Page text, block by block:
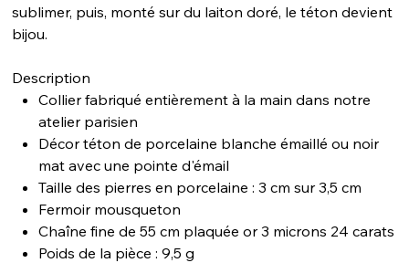
sublimer, puis, monté sur du laiton doré, le téton devient
bijou.
Description
Collier fabriqué entièrement à la main dans notre
atelier parisien
Décor téton de porcelaine blanche émaillé ou noir
mat avec une pointe d'émail
Taille des pierres en porcelaine : 3 cm sur 3,5 cm
Fermoir mousqueton
Chaîne fine de 55 cm plaquée or 3 microns 24 carats
Poids de la pièce : 9,5 g